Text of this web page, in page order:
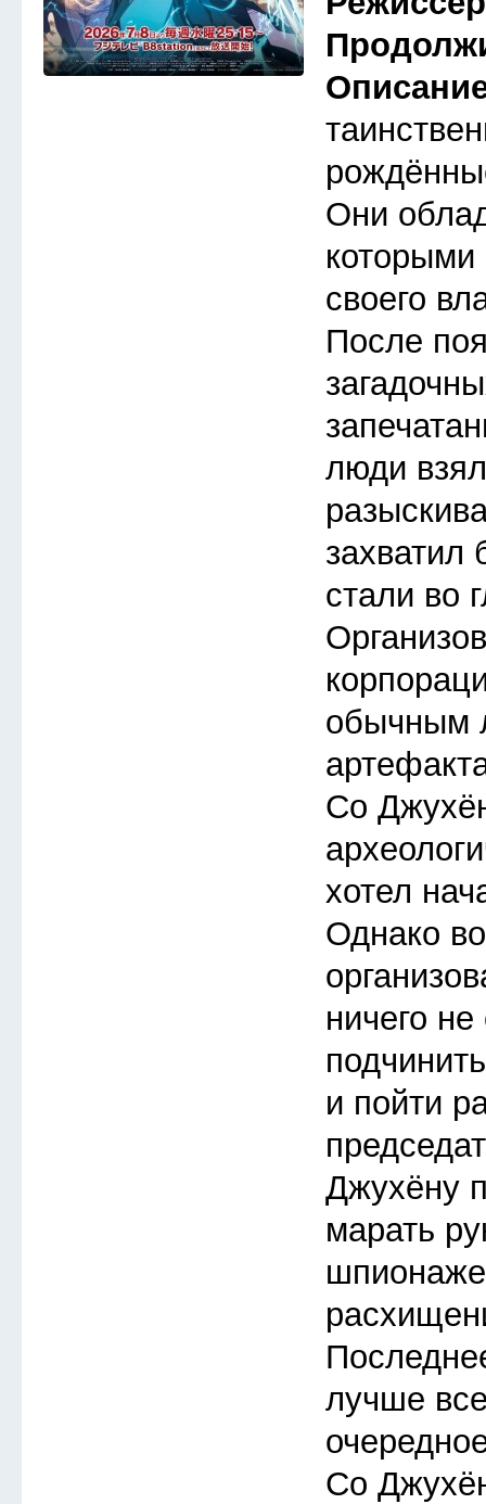
Они
которыми
своего
После
люди
захватил
стали во
обычным
Со
хотел
Однако
ничего
и пойти
Джухёну
марать
лучше
Со